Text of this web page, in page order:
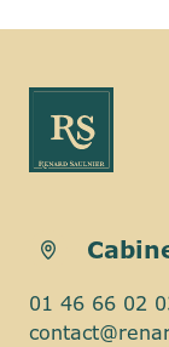
01 46 66 02